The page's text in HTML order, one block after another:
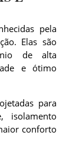
pela
Elas são
de alta
e ótimo
para
isolamento
conforto